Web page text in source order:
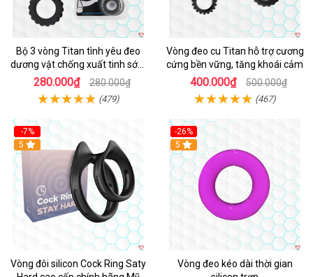
Bộ 3 vòng Titan tình yêu đeo
dương vật chống xuất tinh sớm
chất liệu silicon y tế
280.000₫ 280.000₫
(479)
Vòng đeo cu Titan hỗ trợ cương
cứng bền vững, tăng khoái cảm
400.000₫ 500.000₫
(467)
-7%
5
Vòng đôi silicon Cock Ring Saty
-26%
5
Vòng đeo kéo dài thời gian